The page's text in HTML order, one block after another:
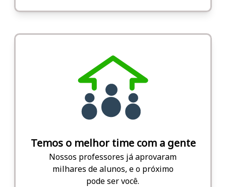
Temos o melhor time com a gente
Nossos professores já aprovaram
milhares de alunos, e o próximo
pode ser você.